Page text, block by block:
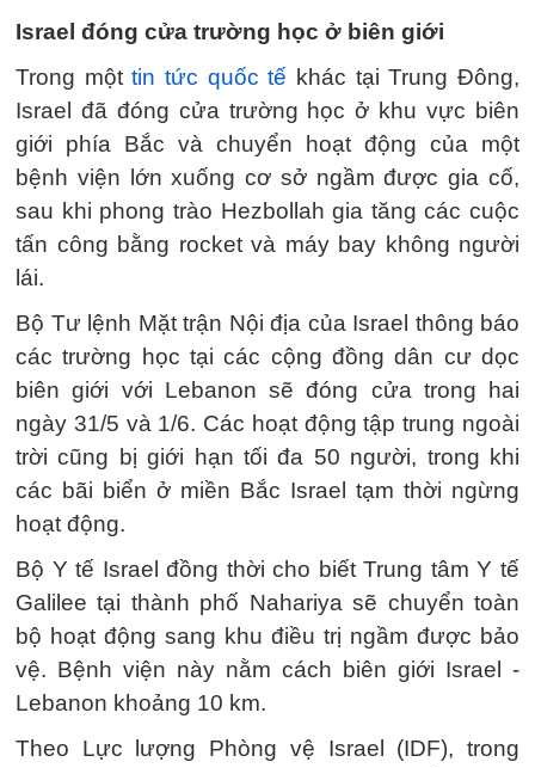
Israel đóng cửa trường học ở biên giới
Trong mộttin tức quốc tế khác tại Trung Đông,
Israel đã đóng cửa trường học ở khu vực biên
giới phía Bắc và chuyển hoạt động của một
bệnh viện lớn xuống cơ sở ngầm được gia cố,
sau khi phong trào Hezbollah gia tăng các cuộc
tấn công bằng rocket và máy bay không người
lái.
Bộ Tư lệnh Mặt trận Nội địa của Israel thông báo
các trường học tại các cộng đồng dân cư dọc
biên giới với Lebanon sẽ đóng cửa trong hai
ngày 31/5 và 1/6. Các hoạt động tập trung ngoài
trời cũng bị giới hạn tối đa 50 người, trong khi
các bãi biển ở miền Bắc Israel tạm thời ngừng
hoạt động.
Bộ Y tế Israel đồng thời cho biết Trung tâm Y tế
Galilee tại thành phố Nahariya sẽ chuyển toàn
bộ hoạt động sang khu điều trị ngầm được bảo
vệ. Bệnh viện này nằm cách biên giới Israel -
Lebanon khoảng 10 km.
Theo Lực lượng Phòng vệ Israel (IDF), trong